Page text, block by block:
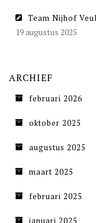
Team Nijhof
19 augustus 2025
ARCHIEF
februari 2026
oktober 2025
augustus 2025
maart 2025
februari 2025
januari 2025